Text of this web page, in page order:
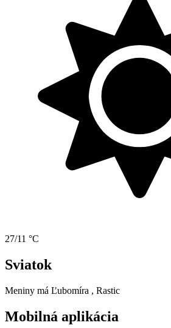
27/11 °C
Sviatok
Meniny má Ľubomíra , Rastic
Mobilná aplikácia